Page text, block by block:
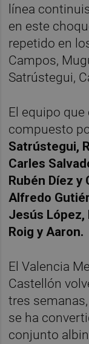
línea
en este
repetido en
Campos,
Satrústegui,
El equipo
compuesto
Satrústegui,
Carles
Rubén Díez y
Alfredo
Jesús López,
Roig y Aaron.
El Valencia
Castellón
tres
se ha
conjunto